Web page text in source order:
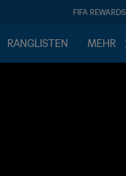
FIFA REWARDS
RANGLISTEN MEHR